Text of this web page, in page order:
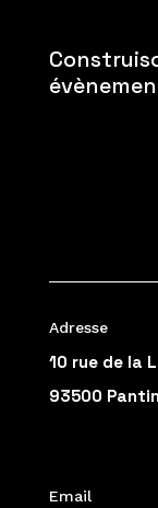
Adresse
10 rue de la
93500
Email